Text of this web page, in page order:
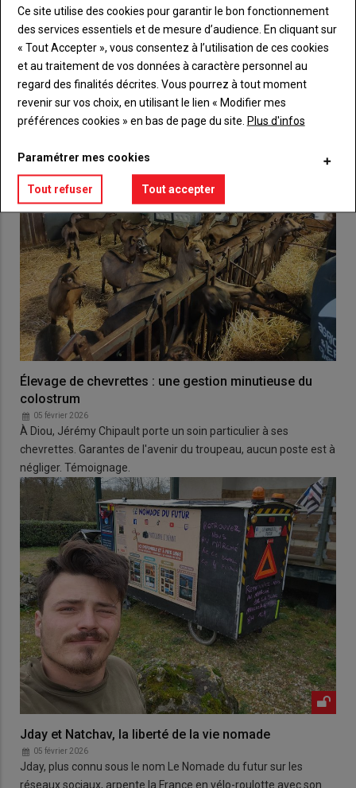
Lien Créez un compte
VOUS AIMEREZ AUSSI
Élevage de chevrettes : une gestion minutieuse du
colostrum
05 février 2026
À Diou, Jérémy Chipault porte un soin particulier à ses
chevrettes. Garantes de l'avenir du troupeau, aucun poste est à
négliger. Témoignage.
Jday et Natchav, la liberté de la vie nomade
05 février 2026
Jday, plus connu sous le nom Le Nomade du futur sur les
réseaux sociaux, arpente la France en vélo-roulotte avec son
Ce site utilise des cookies pour garantir le bon fonctionnement
des services essentiels et de mesure d’audience. En cliquant sur
« Tout Accepter », vous consentez à l’utilisation de ces cookies
et au traitement de vos données à caractère personnel au
regard des finalités décrites. Vous pourrez à tout moment
revenir sur vos choix, en utilisant le lien « Modifier mes
préférences cookies » en bas de page du site. Plus d'infos
Paramétrer mes cookies
Tout refuser Tout accepter